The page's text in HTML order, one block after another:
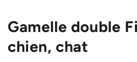
Gamelle double
chien, chat